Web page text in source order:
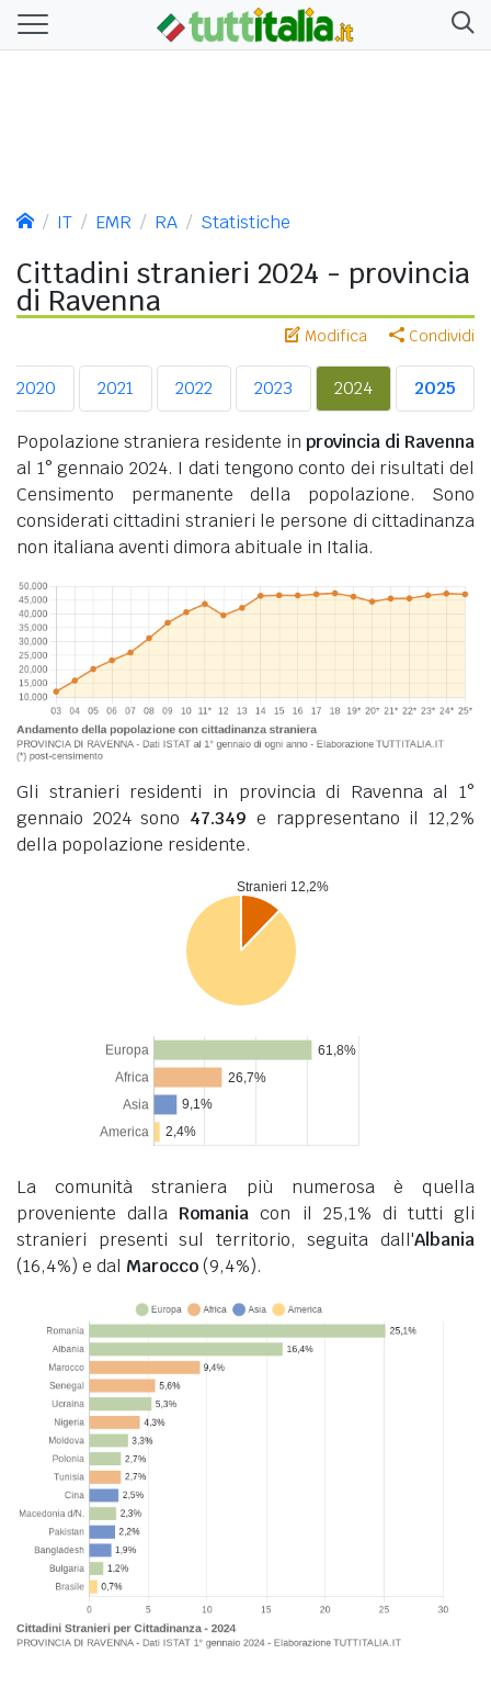
IT EMR RA Statistiche
Cittadini stranieri 2024 - provincia
di Ravenna
Modifica Condividi
2020 2021 2022 2023 2024 2025
Popolazione straniera residente in provincia di Ravenna
al 1° gennaio 2024. I dati tengono conto dei risultati del
Censimento permanente della popolazione. Sono
considerati cittadini stranieri le persone di cittadinanza
non italiana aventi dimora abituale in Italia.
Gli stranieri residenti in provincia di Ravenna al 1°
gennaio 2024 sono 47.349 e rappresentano il 12,2%
della popolazione residente.
La comunità straniera più numerosa è quella
proveniente dalla Romania con il 25,1% di tutti gli
stranieri presenti sul territorio, seguita dall'Albania
(16,4%) e dal Marocco(9,4%).